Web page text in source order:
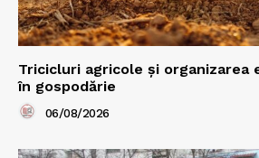
Tricicluri agricole și organizarea
în gospodărie
06/08/2026